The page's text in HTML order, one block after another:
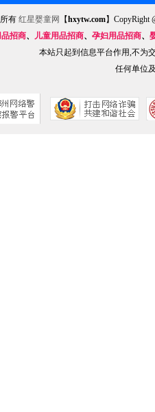
有红星婴童网 【hxytw.com】CopyRight
招商、 儿童用品招商、 孕妇用品招商、
本站只起到信息平台作用,不为
任何单位